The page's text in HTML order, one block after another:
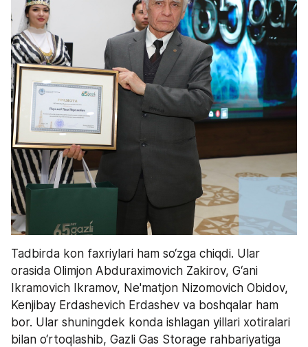
Tadbirda kon faxriylari ham so‘zga chiqdi. Ular
orasida Olimjon Abduraximovich Zakirov, G‘ani
Ikramovich Ikramov, Ne'matjon Nizomovich Obidov,
Kenjibay Erdashevich Erdashev va boshqalar ham
bor. Ular shuningdek konda ishlagan yillari xotiralari
bilan o‘rtoqlashib, Gazli Gas Storage rahbariyatiga